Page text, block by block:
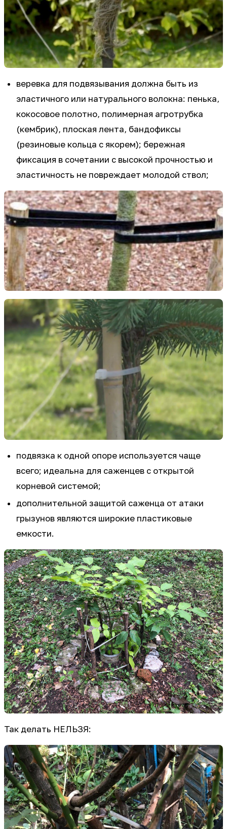
веревка для подвязывания должна быть из
эластичного или натурального волокна: пенька,
кокосовое полотно, полимерная агротрубка
(кембрик), плоская лента, бандофиксы
(резиновые кольца с якорем); бережная
фиксация в сочетании с высокой прочностью и
эластичность не повреждает молодой ствол;
подвязка к одной опоре используется чаще
всего; идеальна для саженцев с открытой
корневой системой;
дополнительной защитой саженца от атаки
грызунов являются широкие пластиковые
емкости.
Так делать НЕЛЬЗЯ: